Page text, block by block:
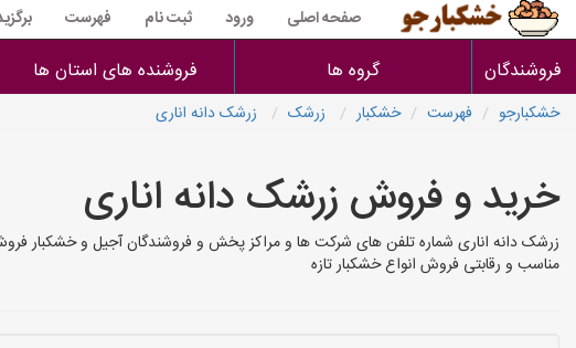
صفحه اصلی ورود ثبت نام فهرست
فروشندگان گروه ها فروشنده های استان ها
خشکبارجو فهرست خشکبار زرشک زرشک دانه اناری
خرید و فروش زرشک دانه اناری
زرشک دانه اناری شماره تلفن های شرکت ها و مراکز پخش و فروشندگان آجیل و خشکبار
مناسب و رقابتی فروش انواع خشکبار تازه